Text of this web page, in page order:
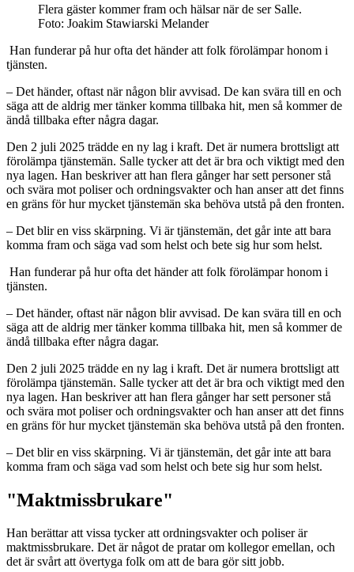
Flera gäster kommer fram och hälsar när de ser Salle.
Foto: Joakim Stawiarski Melander
Han funderar på hur ofta det händer att folk förolämpar honom i
tjänsten.
– Det händer, oftast när någon blir avvisad. De kan svära till en och
säga att de aldrig mer tänker komma tillbaka hit, men så kommer de
ändå tillbaka efter några dagar.
Den 2 juli 2025 trädde en ny lag i kraft. Det är numera brottsligt att
förolämpa tjänstemän. Salle tycker att det är bra och viktigt med den
nya lagen. Han beskriver att han flera gånger har sett personer stå
och svära mot poliser och ordningsvakter och han anser att det finns
en gräns för hur mycket tjänstemän ska behöva utstå på den fronten.
– Det blir en viss skärpning. Vi är tjänstemän, det går inte att bara
komma fram och säga vad som helst och bete sig hur som helst.
Han funderar på hur ofta det händer att folk förolämpar honom i
tjänsten.
– Det händer, oftast när någon blir avvisad. De kan svära till en och
säga att de aldrig mer tänker komma tillbaka hit, men så kommer de
ändå tillbaka efter några dagar.
Den 2 juli 2025 trädde en ny lag i kraft. Det är numera brottsligt att
förolämpa tjänstemän. Salle tycker att det är bra och viktigt med den
nya lagen. Han beskriver att han flera gånger har sett personer stå
och svära mot poliser och ordningsvakter och han anser att det finns
en gräns för hur mycket tjänstemän ska behöva utstå på den fronten.
– Det blir en viss skärpning. Vi är tjänstemän, det går inte att bara
komma fram och säga vad som helst och bete sig hur som helst.
"Maktmissbrukare"
Han berättar att vissa tycker att ordningsvakter och poliser är
maktmissbrukare. Det är något de pratar om kollegor emellan, och
det är svårt att övertyga folk om att de bara gör sitt jobb.